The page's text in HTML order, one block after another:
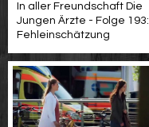
In aller Freundschaft Die
Jungen Ärzte - Folge 193:
Fehleinschätzung